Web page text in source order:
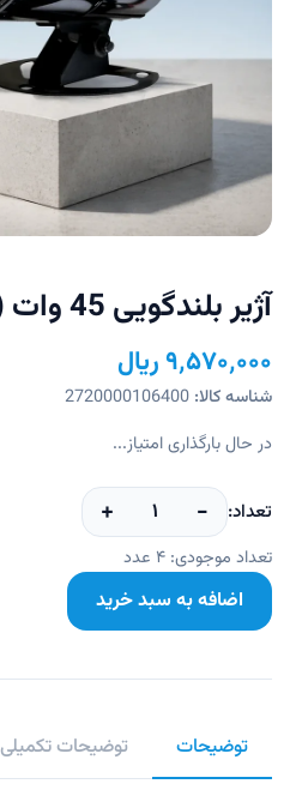
آژیر بلندگویی 45 وات (مختص AP-50)
۹٬۵۷۰٬۰۰۰ریال
شناسه کالا: 2720000106400
در حال بارگذاری امتیاز...
تعداد: − ۱ +
تعداد موجودی: ۴ عدد
اضافه به سبد خرید
توضیحات توضیحات تکمیلی